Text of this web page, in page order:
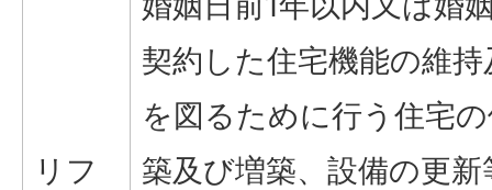
リフ
契約した住宅機能の維
を図るために行う住宅
築及び増築、設備の更